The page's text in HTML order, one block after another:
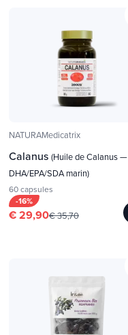
NATURAMedicatrix
Calanus (Huile de Calanus —
DHA/EPA/SDA marin)
60 capsules
-16%
€ 29,90€ 35,70